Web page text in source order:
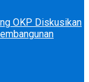
OKP Diskusikan